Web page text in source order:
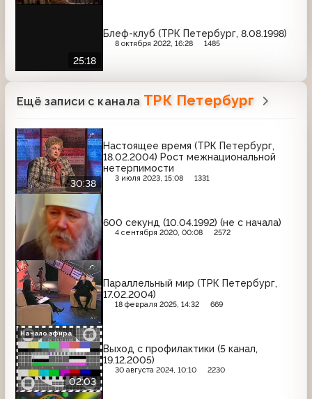
25:18
Блеф-клуб (ТРК Петербург, 8.08.1998)
8 октября 2022, 16:28 1485
Ещё записи с канала ТРК Петербург
30:38
Настоящее время (ТРК Петербург,
18.02.2004) Рост межнациональной
нетерпимости
3 июля 2023, 15:08 1331
600 секунд (10.04.1992) (не с начала)
4 сентября 2020, 00:08 2572
Параллельный мир (ТРК Петербург,
17.02.2004)
18 февраля 2025, 14:32 669
02:03
Выход с профилактики (5 канал,
19.12.2005)
30 августа 2024, 10:10 2230
Начало эфира